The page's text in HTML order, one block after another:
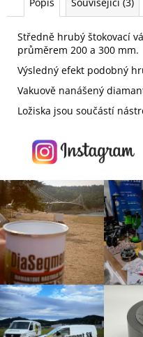
Středně hrubý štokovací
průměrem 200 a 300 mm.
Výsledný efekt podobný
Vakuově nanášený
Ložiska jsou součástí